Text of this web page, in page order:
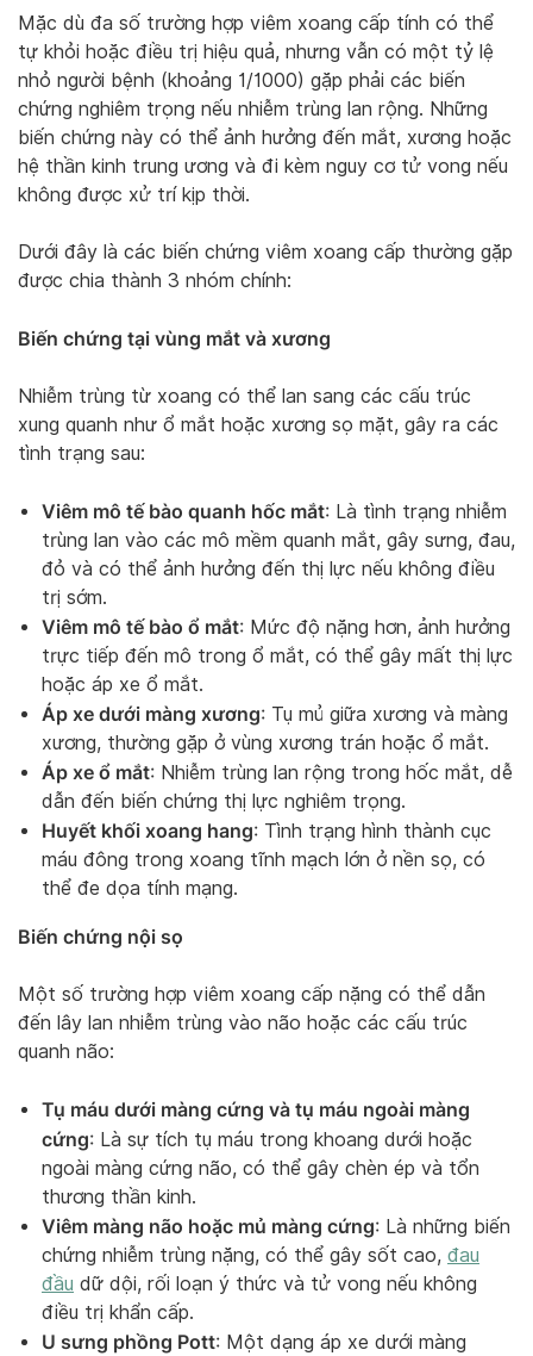
Mặc dù đa số trường hợp viêm xoang cấp tính có thể
tự khỏi hoặc điều trị hiệu quả, nhưng vẫn có một tỷ lệ
nhỏ người bệnh (khoảng 1/1000) gặp phải các biến
chứng nghiêm trọng nếu nhiễm trùng lan rộng. Những
biến chứng này có thể ảnh hưởng đến mắt, xương hoặc
hệ thần kinh trung ương và đi kèm nguy cơ tử vong nếu
không được xử trí kịp thời.
Dưới đây là các biến chứng viêm xoang cấp thường gặp
được chia thành 3 nhóm chính:
Biến chứng tại vùng mắt và xương
Nhiễm trùng từ xoang có thể lan sang các cấu trúc
xung quanh như ổ mắt hoặc xương sọ mặt, gây ra các
tình trạng sau:
Viêm mô tế bào quanh hốc mắt: Là tình trạng nhiễm
trùng lan vào các mô mềm quanh mắt, gây sưng, đau,
đỏ và có thể ảnh hưởng đến thị lực nếu không điều
trị sớm.
Viêm mô tế bào ổ mắt: Mức độ nặng hơn, ảnh hưởng
trực tiếp đến mô trong ổ mắt, có thể gây mất thị lực
hoặc áp xe ổ mắt.
Áp xe dưới màng xương: Tụ mủ giữa xương và màng
xương, thường gặp ở vùng xương trán hoặc ổ mắt.
Áp xe ổ mắt: Nhiễm trùng lan rộng trong hốc mắt, dễ
dẫn đến biến chứng thị lực nghiêm trọng.
Huyết khối xoang hang: Tình trạng hình thành cục
máu đông trong xoang tĩnh mạch lớn ở nền sọ, có
thể đe dọa tính mạng.
Biến chứng nội sọ
Một số trường hợp viêm xoang cấp nặng có thể dẫn
đến lây lan nhiễm trùng vào não hoặc các cấu trúc
quanh não:
Tụ máu dưới màng cứng và tụ máu ngoài màng
cứng: Là sự tích tụ máu trong khoang dưới hoặc
ngoài màng cứng não, có thể gây chèn ép và tổn
thương thần kinh.
Viêm màng não hoặc mủ màng cứng: Là những biến
chứng nhiễm trùng nặng, có thể gây sốt cao, đau
đầu dữ dội, rối loạn ý thức và tử vong nếu không
điều trị khẩn cấp.
U sưng phồng Pott: Một dạng áp xe dưới màng